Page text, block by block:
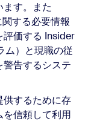
ます。また
する必要情報
評価する Insider
ム）と現職の従
告するシステ
するために存
信頼して利用